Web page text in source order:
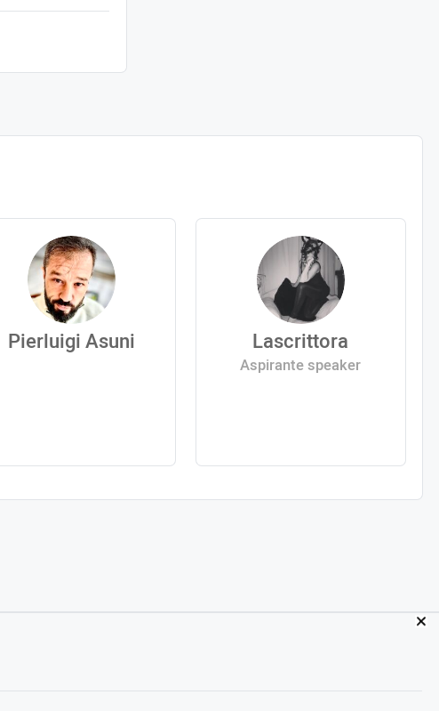
Pierluigi Asuni Lascrittora
Aspirante speaker